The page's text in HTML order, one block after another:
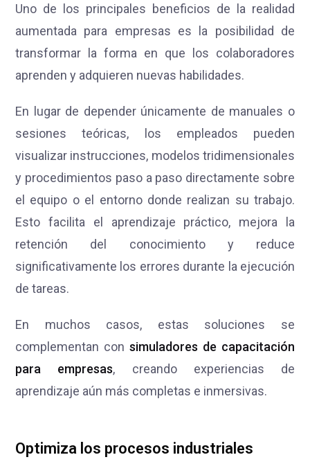
Uno de los principales beneficios de la realidad
aumentada para empresas es la posibilidad de
transformar la forma en que los colaboradores
aprenden y adquieren nuevas habilidades.
En lugar de depender únicamente de manuales o
sesiones teóricas, los empleados pueden
visualizar instrucciones, modelos tridimensionales
y procedimientos paso a paso directamente sobre
el equipo o el entorno donde realizan su trabajo.
Esto facilita el aprendizaje práctico, mejora la
retención del conocimiento y reduce
significativamente los errores durante la ejecución
de tareas.
En muchos casos, estas soluciones se
complementan con simuladores de capacitación
para empresas, creando experiencias de
aprendizaje aún más completas e inmersivas.
Optimiza los procesos industriales